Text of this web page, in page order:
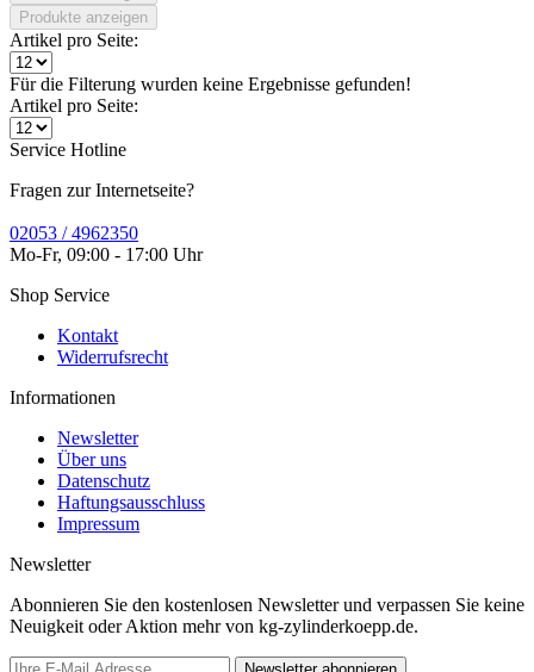
Produkte anzeigen
Artikel pro Seite:
Für die Filterung wurden keine Ergebnisse gefunden!
Artikel pro Seite:
Service Hotline
Fragen zur Internetseite?
02053 / 4962350
Mo-Fr, 09:00 - 17:00 Uhr
Shop Service
Kontakt
Widerrufsrecht
Informationen
Newsletter
Über uns
Datenschutz
Haftungsausschluss
Impressum
Newsletter
Abonnieren Sie den kostenlosen Newsletter und verpassen Sie keine
Neuigkeit oder Aktion mehr von kg-zylinderkoepp.de.